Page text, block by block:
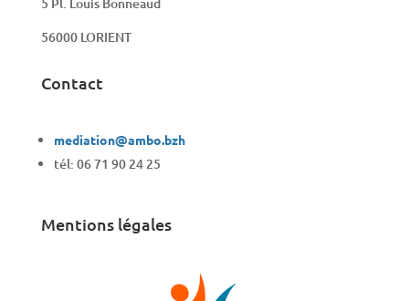
5 Pl. Louis Bonneaud
56000 LORIENT
Contact
mediation@ambo.bzh
tél: 06 71 90 24 25
Mentions légales